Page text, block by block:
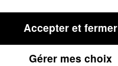
Gérer mes choix
Accepter et fermer